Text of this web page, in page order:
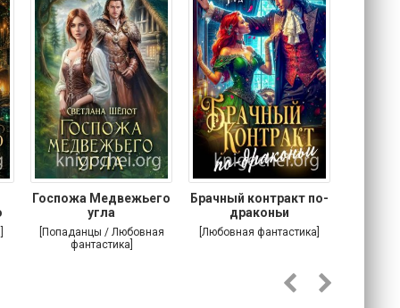
Госпожа Медвежьего
угла
[Попаданцы / Любовная
фантастика]
Брачный контракт по-
драконьи
[Любовная фантастика]